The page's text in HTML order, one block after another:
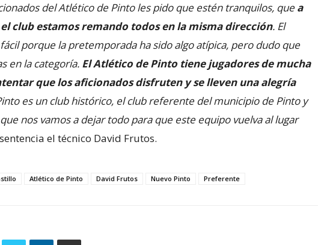
del Atlético de Pinto les pido que estén tranquilos, que a
club estamos remando todos en la misma dirección. El
porque la pretemporada ha sido algo atípica, pero dudo que
en la categoría. El Atlético de Pinto tiene jugadores de mucha
que los aficionados disfruten y se lleven una alegría
es un club histórico, el club referente del municipio de Pinto y
nos vamos a dejar todo para que este equipo vuelva al lugar
el técnico David Frutos.
Atlético de Pinto David Frutos Nuevo Pinto Preferente